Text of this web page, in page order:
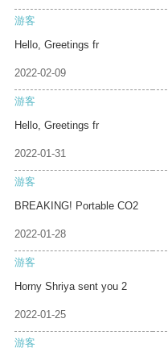
游客
Hello, Greetings fr
2022-02-09
游客
Hello, Greetings fr
2022-01-31
游客
BREAKING! Portable CO2
2022-01-28
游客
Horny Shriya sent you 2
2022-01-25
游客